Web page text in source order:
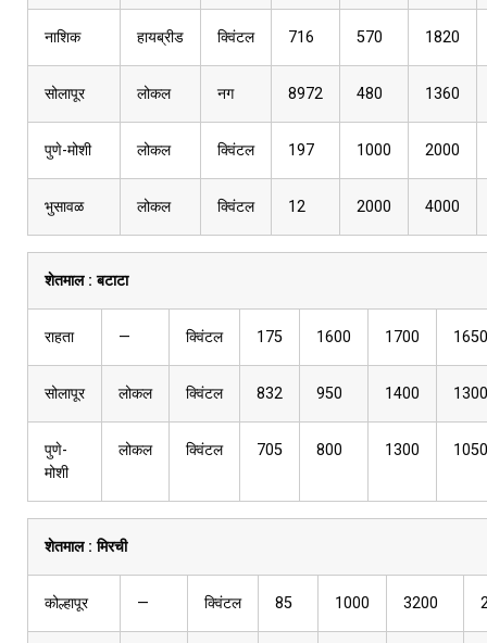
नाशिक हायब्रीड क्विंटल 716 570 1820
सोलापूर लोकल नग 8972 480 1360
पुणे-मोशी लोकल क्विंटल 197 1000 2000
भुसावळ लोकल क्विंटल 12 2000 4000
शेतमाल :बटाटा
राहता — क्विंटल 175 1600 1700 1650
सोलापूर लोकल क्विंटल 832 950 1400 1300
पुणे-
मोशी
लोकल क्विंटल 705 800 1300 1050
शेतमाल :मिरची
कोल्हापूर — क्विंटल 85 1000 3200